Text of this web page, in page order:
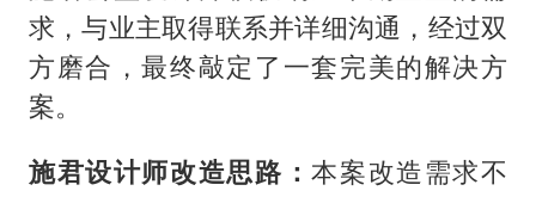
地下室楼梯的安置位置，保证通行便捷的
同时又不影响家里其他的动线设置；同
时，主卧
进行优化，让客厅和老人房都能满足不同